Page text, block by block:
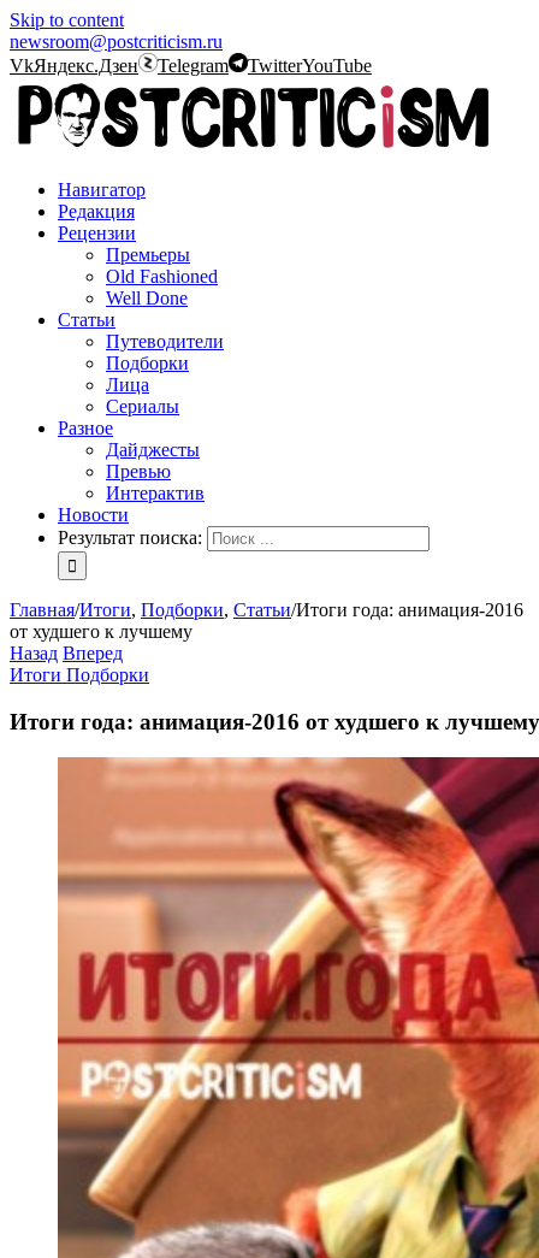
Skip to content
newsroom@postcriticism.ru
VkЯндекс.Дзен Telegram TwitterYouTube
Навигатор
Редакция
Рецензии
Премьеры
Old Fashioned
Well Done
Статьи
Путеводители
Подборки
Лица
Сериалы
Разное
Дайджесты
Превью
Интерактив
Новости
Результат поиска:
Главная/Итоги, Подборки, Статьи/Итоги года: анимация-2016
от худшего к лучшему
Назад Вперед
Итоги Подборки
Итоги года: анимация-2016 от худшего к лучшему